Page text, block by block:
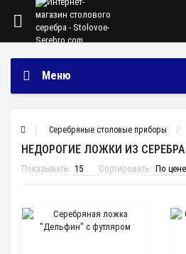
Меню
Cеребряные столовые приборы
НЕДОРОГИЕ ЛОЖКИ ИЗ СЕРЕБРА
Показывать: Сортировать: